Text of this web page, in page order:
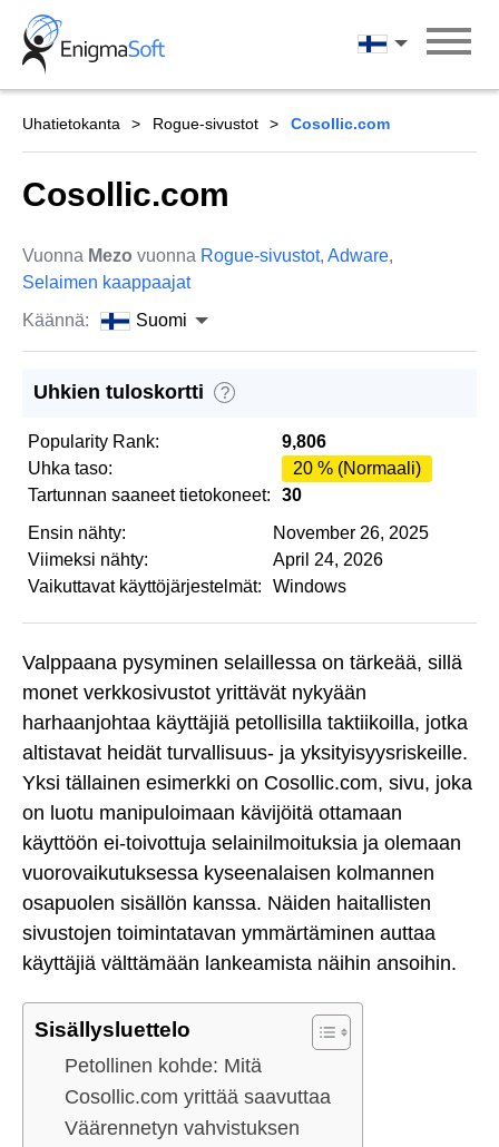
Skip
content
Suomi
Uhatietokanta Rogue-sivustot Cosollic.com
Cosollic.com
Vuonna Mezo vuonna Rogue-sivustot, Adware,
Selaimen kaappaajat
Käännä:
Suomi
Uhkien tuloskortti ?
Popularity Rank:
9,806
Uhka taso:
20 % (Normaali)
Tartunnan saaneet tietokoneet:
30
Ensin nähty:
November 26, 2025
Viimeksi nähty:
April 24, 2026
Vaikuttavat käyttöjärjestelmät:
Windows
Valppaana pysyminen selaillessa on tärkeää, sillä
monet verkkosivustot yrittävät nykyään
harhaanjohtaa käyttäjiä petollisilla taktiikoilla, jotka
altistavat heidät turvallisuus- ja yksityisyysriskeille.
Yksi tällainen esimerkki on Cosollic.com, sivu, joka
on luotu manipuloimaan kävijöitä ottamaan
käyttöön ei-toivottuja selainilmoituksia ja olemaan
vuorovaikutuksessa kyseenalaisen kolmannen
osapuolen sisällön kanssa. Näiden haitallisten
sivustojen toimintatavan ymmärtäminen auttaa
käyttäjiä välttämään lankeamista näihin ansoihin.
Sisällysluettelo
Petollinen kohde: Mitä
Cosollic.com yrittää saavuttaa
Väärennetyn vahvistuksen